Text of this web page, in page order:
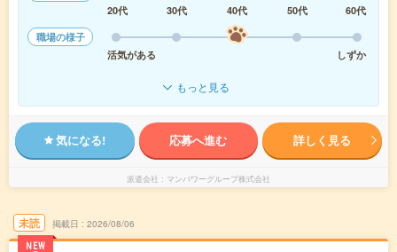
20代
30代 40代 50代
60代
職場の様子
活気がある
しずか
もっと見る
気になる! 応募へ進む 詳しく見る
派遣会社 マンパワーグループ株式会社
未読
NEW
掲載日 2026/08/06